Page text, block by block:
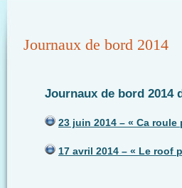
Journaux de bord 2014
Journaux de bord 2014
23 juin 2014 – « Ca roule
17 avril 2014 – « Le roof